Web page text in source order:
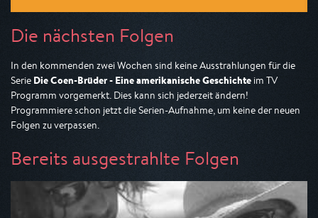
Die nächsten Folgen
In den kommenden zwei Wochen sind keine Ausstrahlungen für die
Serie Die Coen-Brüder - Eine amerikanische Geschichte im TV
Programm vorgemerkt. Dies kann sich jederzeit ändern!
Programmiere schon jetzt die Serien-Aufnahme, um keine der neuen
Folgen zu verpassen.
Bereits ausgestrahlte Folgen